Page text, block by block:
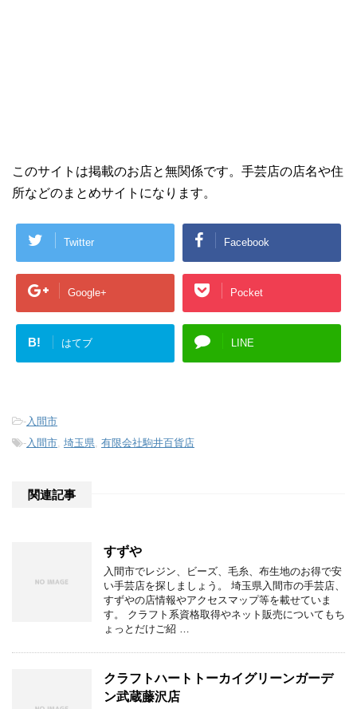
このサイトは掲載のお店と無関係です。手芸店の店名や住
所などのまとめサイトになります。
Twitter Facebook
Google+ Pocket
B! はてブ LINE
- 入間市
- 入間市 埼玉県 有限会社駒井百貨店
関連記事
すずや
入間市でレジン、ビーズ、毛糸、布生地のお得で安
い手芸店を探しましょう。 埼玉県入間市の手芸店、
すずやの店情報やアクセスマップ等を載せていま
す。 クラフト系資格取得やネット販売についてもち
ょっとだけご紹 …
クラフトハートトーカイグリーンガーデ
ン武蔵藤沢店